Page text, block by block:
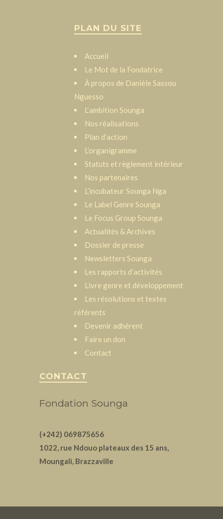
PLAN DU SITE
Accueil
Le Mot de la Fondatrice
À propos de Danièle Sassou
Nguesso
L‘ambition Sounga
Nos réalisations
Plan d’action
L’organigramme
Statuts et règlement intérieur
Nos partenaires
L’incubateur Sounga Nga
Le Label Genre Sounga
Le Focus Group Sounga
Actualités & Archives
Dossier de presse
Newsletters Sounga
Les rapports d’activités
Livre genre et développement
Les résolutions et textes
référents
Devenir adhérent
Faire un don
Contact
CONTACT
Fondation Sounga
(+242) 069875656
1022, rue Ndouo plateaux des 15 ans,
Moungali, Brazzaville